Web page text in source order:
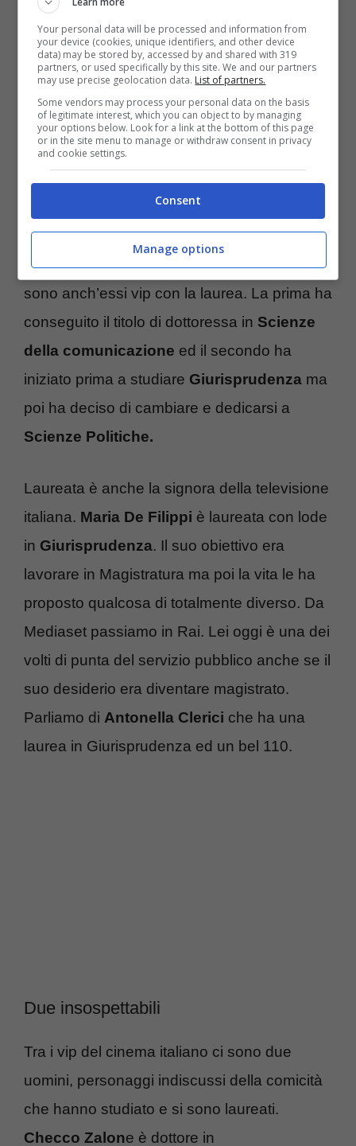
brava
ormai da molti anni. La compagna di Pier
Silvio Berlusconi ha iniziato il suo percorso
come modella e questo l’ha portata in tv
come letterina di “Passaparola”. Nel mentre
non ha interrotto gli studi e nel 2007 si è
laureata inLingue e letterature straniere.
Ex coppia nella vita, ma spesso insieme per
lavoro,Sonia BruganelliePaolo Bonolis
sono anch’essi vip con la laurea. La prima ha
conseguito il titolo di dottoressa in Scienze
della comunicazione ed il secondo ha
iniziato prima a studiare Giurisprudenza ma
poi ha deciso di cambiare e dedicarsi a
Scienze Politiche.
Laureata è anche la signora della televisione
italiana. Maria De Filippi è laureata con lode
in Giurisprudenza. Il suo obiettivo era
lavorare in Magistratura ma poi la vita le ha
proposto qualcosa di totalmente diverso. Da
Mediaset passiamo in Rai. Lei oggi è una dei
volti di punta del servizio pubblico anche se il
suo desiderio era diventare magistrato.
Parliamo di Antonella Clerici che ha una
laurea in Giurisprudenza ed un bel 110.
Due insospettabili
Tra i vip del cinema italiano ci sono due
uomini, personaggi indiscussi della comicità
che hanno studiato e si sono laureati.
Checco Zalone è dottore in
Your personal data will be processed and information from
your device (cookies, unique identifiers, and other device
data) may be stored by, accessed by and shared with 319
partners, or used specifically by this site. We and our partners
may use precise geolocation data. List of partners.
Some vendors may process your personal data on the basis
of legitimate interest, which you can object to by managing
your options below. Look for a link at the bottom of this page
or in the site menu to manage or withdraw consent in privacy
and cookie settings.
Consent
Manage options